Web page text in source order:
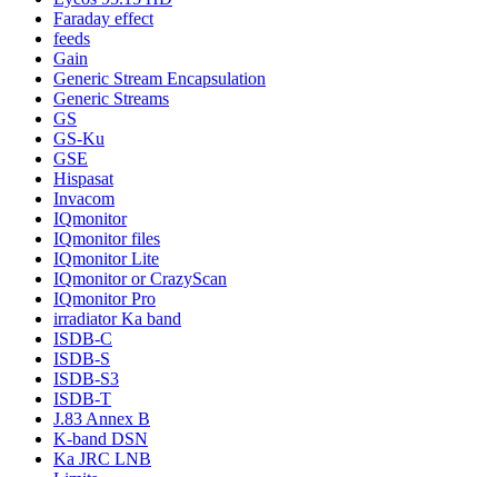
Faraday effect
feeds
Gain
Generic Stream Encapsulation
Generic Streams
GS
GS-Ku
GSE
Hispasat
Invacom
IQmonitor
IQmonitor files
IQmonitor Lite
IQmonitor or CrazyScan
IQmonitor Pro
irradiator Ka band
ISDB-C
ISDB-S
ISDB-S3
ISDB-T
J.83 Annex B
K-band DSN
Ka JRC LNB